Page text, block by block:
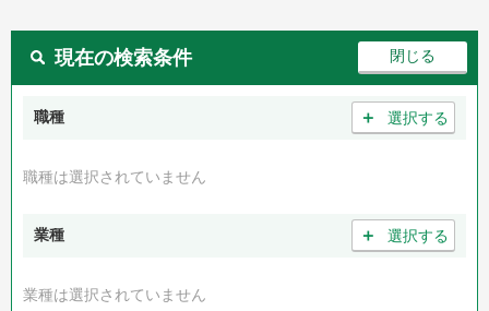
現在の検索条件
職種 ＋ 選択する
職種は選択されていません
業種 ＋ 選択する
業種は選択されていません